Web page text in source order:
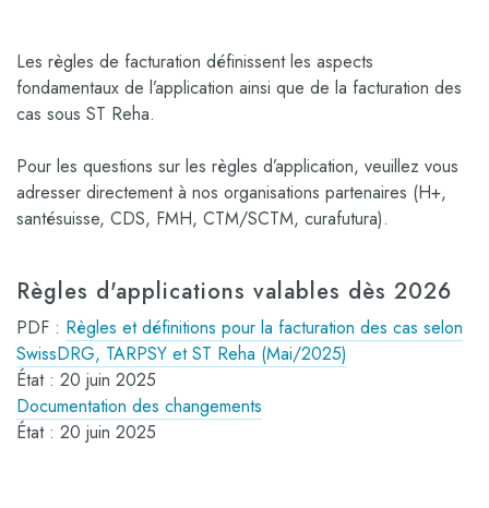
Les règles de facturation définissent les aspects
fondamentaux de l’application ainsi que de la facturation des
cas sous ST Reha.
Pour les questions sur les règles d’application, veuillez vous
adresser directement à nos organisations partenaires (H+,
santésuisse, CDS, FMH, CTM/SCTM, curafutura).
Règles d'applications valables dès 2026
PDF : Règles et définitions pour la facturation des cas selon
SwissDRG, TARPSY et ST Reha (Mai/2025)
État : 20 juin 2025
Documentation des changements
État : 20 juin 2025